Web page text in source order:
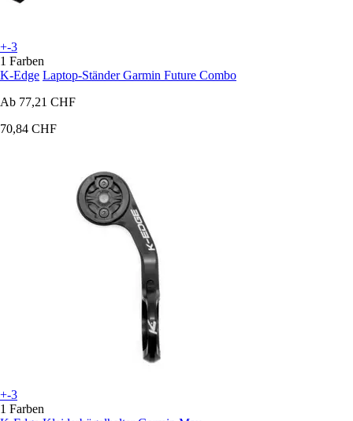
+-3
1 Farben
K-Edge Laptop-Ständer Garmin Future Combo
Ab 77,21 CHF
70,84 CHF
+-3
1 Farben